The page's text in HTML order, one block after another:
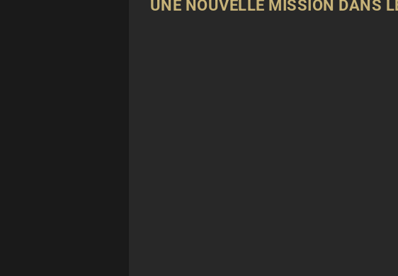
UNE NOUVELLE MISSION DANS